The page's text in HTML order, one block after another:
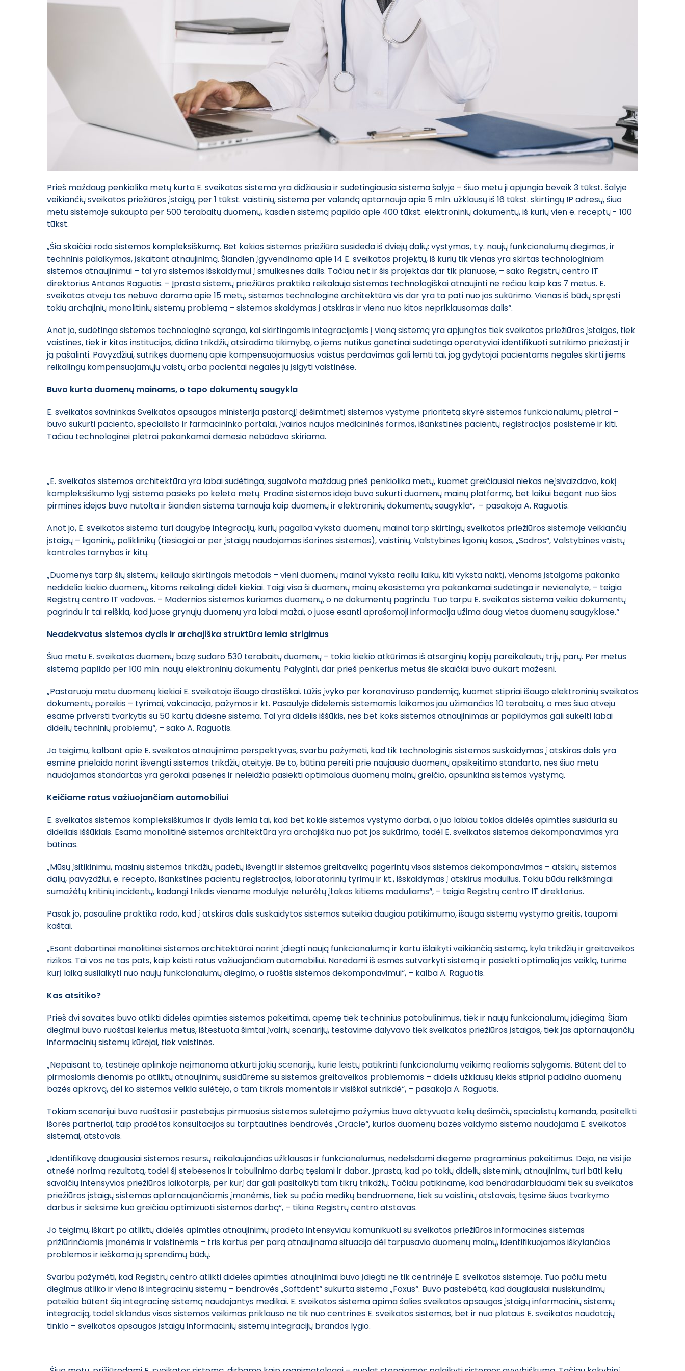
Prieš maždaug penkiolika metų kurta E. sveikatos sistema yra didžiausia ir sudėtingiausia sistema šalyje – šiuo metu ji apjungia beveik 3 tūkst. šalyje
veikiančių sveikatos priežiūros įstaigų, per 1 tūkst. vaistinių, sistema per valandą aptarnauja apie 5 mln. užklausų iš 16 tūkst. skirtingų IP adresų, šiuo
metu sistemoje sukaupta per 500 terabaitų duomenų, kasdien sistemą papildo apie 400 tūkst. elektroninių dokumentų, iš kurių vien e. receptų - 100
tūkst.
„Šia skaičiai rodo sistemos kompleksiškumą. Bet kokios sistemos priežiūra susideda iš dviejų dalių: vystymas, t.y. naujų funkcionalumų diegimas, ir
techninis palaikymas, įskaitant atnaujinimą. Šiandien įgyvendinama apie 14 E. sveikatos projektų, iš kurių tik vienas yra skirtas technologiniam
sistemos atnaujinimui – tai yra sistemos išskaidymui į smulkesnes dalis. Tačiau net ir šis projektas dar tik planuose, – sako Registrų centro IT
direktorius Antanas Raguotis. – Įprasta sistemų priežiūros praktika reikalauja sistemas technologiškai atnaujinti ne rečiau kaip kas 7 metus. E.
sveikatos atveju tas nebuvo daroma apie 15 metų, sistemos technologinė architektūra vis dar yra ta pati nuo jos sukūrimo. Vienas iš būdų spręsti
tokių archajinių monolitinių sistemų problemą – sistemos skaidymas į atskiras ir viena nuo kitos nepriklausomas dalis“.
Anot jo, sudėtinga sistemos technologinė sąranga, kai skirtingomis integracijomis į vieną sistemą yra apjungtos tiek sveikatos priežiūros įstaigos, tiek
vaistinės, tiek ir kitos institucijos, didina trikdžių atsiradimo tikimybę, o jiems nutikus ganėtinai sudėtinga operatyviai identifikuoti sutrikimo priežastį ir
ją pašalinti. Pavyzdžiui, sutrikęs duomenų apie kompensuojamuosius vaistus perdavimas gali lemti tai, jog gydytojai pacientams negalės skirti jiems
reikalingų kompensuojamųjų vaistų arba pacientai negalės jų įsigyti vaistinėse.
Buvo kurta duomenų mainams, o tapo dokumentų saugykla
E. sveikatos savininkas Sveikatos apsaugos ministerija pastarąjį dešimtmetį sistemos vystyme prioritetą skyrė sistemos funkcionalumų plėtrai –
buvo sukurti paciento, specialisto ir farmacininko portalai, įvairios naujos medicininės formos, išankstinės pacientų registracijos posistemė ir kiti.
Tačiau technologinei plėtrai pakankamai dėmesio nebūdavo skiriama.
„E. sveikatos sistemos architektūra yra labai sudėtinga, sugalvota maždaug prieš penkiolika metų, kuomet greičiausiai niekas neįsivaizdavo, kokį
kompleksiškumo lygį sistema pasieks po keleto metų. Pradinė sistemos idėja buvo sukurti duomenų mainų platformą, bet laikui bėgant nuo šios
pirminės idėjos buvo nutolta ir šiandien sistema tarnauja kaip duomenų ir elektroninių dokumentų saugykla“, – pasakoja A. Raguotis.
Anot jo, E. sveikatos sistema turi daugybę integracijų, kurių pagalba vyksta duomenų mainai tarp skirtingų sveikatos priežiūros sistemoje veikiančių
įstaigų – ligoninių, poliklinikų (tiesiogiai ar per įstaigų naudojamas išorines sistemas), vaistinių, Valstybinės ligonių kasos, „Sodros“, Valstybinės vaistų
kontrolės tarnybos ir kitų.
„Duomenys tarp šių sistemų keliauja skirtingais metodais – vieni duomenų mainai vyksta realiu laiku, kiti vyksta naktį, vienoms įstaigoms pakanka
nedidelio kiekio duomenų, kitoms reikalingi dideli kiekiai. Taigi visa ši duomenų mainų ekosistema yra pakankamai sudėtinga ir nevienalytė, – teigia
Registrų centro IT vadovas. – Modernios sistemos kuriamos duomenų, o ne dokumentų pagrindu. Tuo tarpu E. sveikatos sistema veikia dokumentų
pagrindu ir tai reiškia, kad juose grynųjų duomenų yra labai mažai, o juose esanti aprašomoji informacija užima daug vietos duomenų saugyklose.“
Neadekvatus sistemos dydis ir archajiška struktūra lemia strigimus
Šiuo metu E. sveikatos duomenų bazę sudaro 530 terabaitų duomenų – tokio kiekio atkūrimas iš atsarginių kopijų pareikalautų trijų parų. Per metus
sistemą papildo per 100 mln. naujų elektroninių dokumentų. Palyginti, dar prieš penkerius metus šie skaičiai buvo dukart mažesni.
„Pastaruoju metu duomenų kiekiai E. sveikatoje išaugo drastiškai. Lūžis įvyko per koronaviruso pandemiją, kuomet stipriai išaugo elektroninių sveikatos
dokumentų poreikis – tyrimai, vakcinacija, pažymos ir kt. Pasaulyje didelėmis sistemomis laikomos jau užimančios 10 terabaitų, o mes šiuo atveju
esame priversti tvarkytis su 50 kartų didesne sistema. Tai yra didelis iššūkis, nes bet koks sistemos atnaujinimas ar papildymas gali sukelti labai
didelių techninių problemų“, – sako A. Raguotis.
Jo teigimu, kalbant apie E. sveikatos atnaujinimo perspektyvas, svarbu pažymėti, kad tik technologinis sistemos suskaidymas į atskiras dalis yra
esminė prielaida norint išvengti sistemos trikdžių ateityje. Be to, būtina pereiti prie naujausio duomenų apsikeitimo standarto, nes šiuo metu
naudojamas standartas yra gerokai pasenęs ir neleidžia pasiekti optimalaus duomenų mainų greičio, apsunkina sistemos vystymą.
Keičiame ratus važiuojančiam automobiliui
E. sveikatos sistemos kompleksiškumas ir dydis lemia tai, kad bet kokie sistemos vystymo darbai, o juo labiau tokios didelės apimties susiduria su
dideliais iššūkiais. Esama monolitinė sistemos architektūra yra archajiška nuo pat jos sukūrimo, todėl E. sveikatos sistemos dekomponavimas yra
būtinas.
„Mūsų įsitikinimu, masinių sistemos trikdžių padėtų išvengti ir sistemos greitaveiką pagerintų visos sistemos dekomponavimas – atskirų sistemos
dalių, pavyzdžiui, e. recepto, išankstinės pacientų registracijos, laboratorinių tyrimų ir kt., išskaidymas į atskirus modulius. Tokiu būdu reikšmingai
sumažėtų kritinių incidentų, kadangi trikdis viename modulyje neturėtų įtakos kitiems moduliams“, – teigia Registrų centro IT direktorius.
Pasak jo, pasaulinė praktika rodo, kad į atskiras dalis suskaidytos sistemos suteikia daugiau patikimumo, išauga sistemų vystymo greitis, taupomi
kaštai.
„Esant dabartinei monolitinei sistemos architektūrai norint įdiegti naują funkcionalumą ir kartu išlaikyti veikiančią sistemą, kyla trikdžių ir greitaveikos
rizikos. Tai vos ne tas pats, kaip keisti ratus važiuojančiam automobiliui. Norėdami iš esmės sutvarkyti sistemą ir pasiekti optimalią jos veiklą, turime
kurį laiką susilaikyti nuo naujų funkcionalumų diegimo, o ruoštis sistemos dekomponavimui“, – kalba A. Raguotis.
Kas atsitiko?
Prieš dvi savaites buvo atlikti didelės apimties sistemos pakeitimai, apėmę tiek techninius patobulinimus, tiek ir naujų funkcionalumų įdiegimą. Šiam
diegimui buvo ruoštasi kelerius metus, ištestuota šimtai įvairių scenarijų, testavime dalyvavo tiek sveikatos priežiūros įstaigos, tiek jas aptarnaujančių
informacinių sistemų kūrėjai, tiek vaistinės.
„Nepaisant to, testinėje aplinkoje neįmanoma atkurti jokių scenarijų, kurie leistų patikrinti funkcionalumų veikimą realiomis sąlygomis. Būtent dėl to
pirmosiomis dienomis po atliktų atnaujinimų susidūrėme su sistemos greitaveikos problemomis – didelis užklausų kiekis stipriai padidino duomenų
bazės apkrovą, dėl ko sistemos veikla sulėtėjo, o tam tikrais momentais ir visiškai sutrikdė“, – pasakoja A. Raguotis.
Tokiam scenarijui buvo ruoštasi ir pastebėjus pirmuosius sistemos sulėtėjimo požymius buvo aktyvuota kelių dešimčių specialistų komanda, pasitelkti
išorės partneriai, taip pradėtos konsultacijos su tarptautinės bendrovės „Oracle“, kurios duomenų bazės valdymo sistema naudojama E. sveikatos
sistemai, atstovais.
„Identifikavę daugiausiai sistemos resursų reikalaujančias užklausas ir funkcionalumus, nedelsdami diegėme programinius pakeitimus. Deja, ne visi jie
atnešė norimą rezultatą, todėl šį stebėsenos ir tobulinimo darbą tęsiami ir dabar. Įprasta, kad po tokių didelių sisteminių atnaujinimų turi būti kelių
savaičių intensyvios priežiūros laikotarpis, per kurį dar gali pasitaikyti tam tikrų trikdžių. Tačiau patikiname, kad bendradarbiaudami tiek su sveikatos
priežiūros įstaigų sistemas aptarnaujančiomis įmonėmis, tiek su pačia medikų bendruomene, tiek su vaistinių atstovais, tęsime šiuos tvarkymo
darbus ir sieksime kuo greičiau optimizuoti sistemos darbą“, – tikina Registrų centro atstovas.
Jo teigimu, iškart po atliktų didelės apimties atnaujinimų pradėta intensyviau komunikuoti su sveikatos priežiūros informacines sistemas
prižiūrinčiomis įmonėmis ir vaistinėmis – tris kartus per parą atnaujinama situacija dėl tarpusavio duomenų mainų, identifikuojamos iškylančios
problemos ir ieškoma jų sprendimų būdų.
Svarbu pažymėti, kad Registrų centro atlikti didelės apimties atnaujinimai buvo įdiegti ne tik centrinėje E. sveikatos sistemoje. Tuo pačiu metu
diegimus atliko ir viena iš integracinių sistemų – bendrovės „Softdent“ sukurta sistema „Foxus“. Buvo pastebėta, kad daugiausiai nusiskundimų
pateikia būtent šią integracinę sistemą naudojantys medikai. E. sveikatos sistema apima šalies sveikatos apsaugos įstaigų informacinių sistemų
integraciją, todėl sklandus visos sistemos veikimas priklauso ne tik nuo centrinės E. sveikatos sistemos, bet ir nuo plataus E. sveikatos naudotojų
tinklo – sveikatos apsaugos įstaigų informacinių sistemų integracijų brandos lygio.